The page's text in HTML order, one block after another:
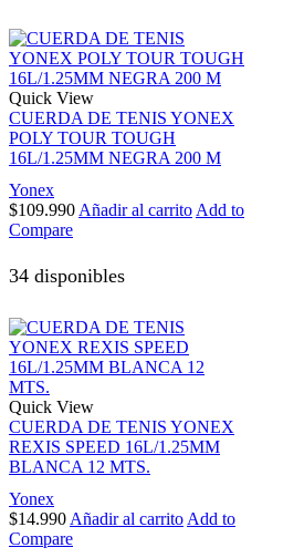
Quick View
CUERDA DE TENIS YONEX
POLY TOUR TOUGH
16L/1.25MM NEGRA 200 M
Yonex
$109.990 Añadir al carrito Add to
Compare
34 disponibles
Quick View
CUERDA DE TENIS YONEX
REXIS SPEED 16L/1.25MM
BLANCA 12 MTS.
Yonex
$14.990Añadir al carritoAdd to
Compare